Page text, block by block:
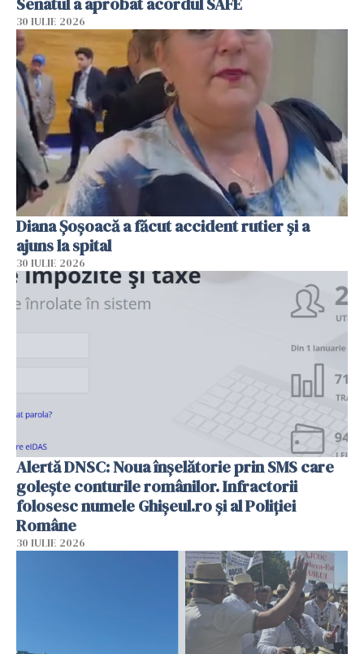
30 IULIE 2026
Diana Șoșoacă a făcut accident rutier și a
ajuns la spital
30 IULIE 2026
Alertă DNSC: Noua înșelătorie prin SMS care
golește conturile românilor. Infractorii
folosesc numele Ghișeul.ro și al Poliției
Române
30 IULIE 2026